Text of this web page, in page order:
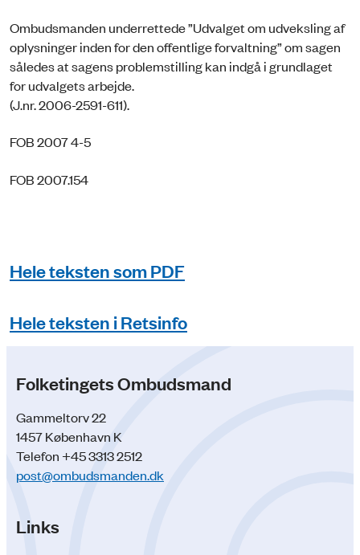
Ombudsmanden underrettede ”Udvalget om udveksling af
oplysninger inden for den offentlige forvaltning” om sagen
således at sagens problemstilling kan indgå i grundlaget
for udvalgets arbejde.
(J.nr. 2006-2591-611).
FOB 2007 4-5
FOB 2007.154
Hele teksten som PDF
Hele teksten i Retsinfo
Folketingets Ombudsmand
Gammeltorv 22
1457 København K
Telefon +45 3313 2512
post@ombudsmanden.dk
Links